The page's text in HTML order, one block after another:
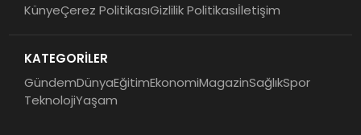
KünyeÇerez PolitikasıGizlilik Politikasıİletişim
KATEGORİLER
GündemDünyaEğitimEkonomiMagazinSağlıkSpor
TeknolojiYaşam